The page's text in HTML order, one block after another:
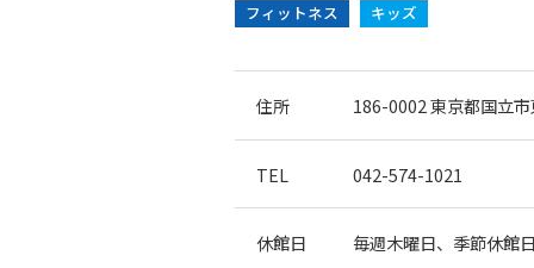
フィットネス キッズ
住所 186-0002東京都国立
TEL 042-574-1021
休館日 毎週木曜日、季節休館日